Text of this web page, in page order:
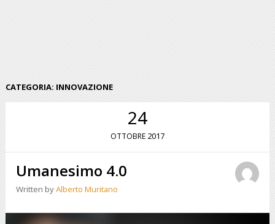
CATEGORIA: INNOVAZIONE
24
OTTOBRE 2017
Umanesimo 4.0
Written byAlberto Muritano